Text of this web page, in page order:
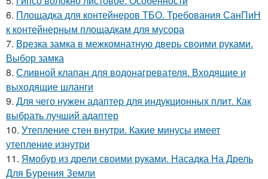
6. Площадка для контейнеров ТБО. Требования СанПиН
к контейнерным площадкам для мусора
7. Врезка замка в межкомнатную дверь своими руками.
Выбор замка
8. Сливной клапан для водонагревателя. Входящие и
выходящие шланги
9. Для чего нужен адаптер для индукционных плит. Как
выбрать лучший адаптер
10. Утепление стен внутри. Какие минусы имеет
утепление изнутри
11. Ямобур из дрели своими руками. Насадка На Дрель
Для Бурения Земли